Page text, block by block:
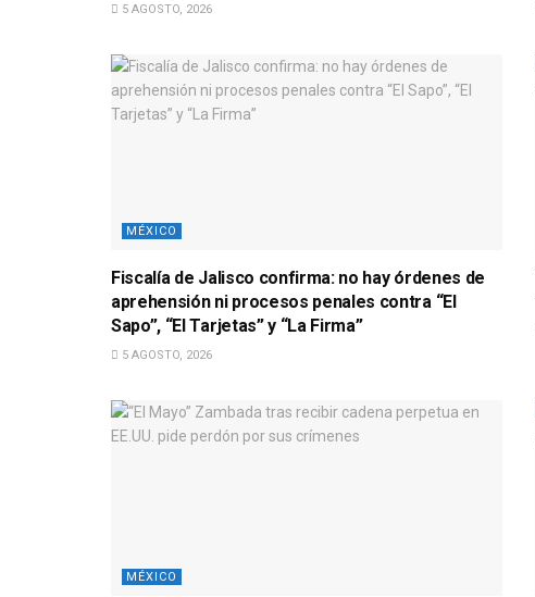
5 AGOSTO, 2026
MÉXICO
Fiscalía de Jalisco confirma: no hay órdenes de
aprehensión ni procesos penales contra “El
Sapo”, “El Tarjetas” y “La Firma”
5 AGOSTO, 2026
MÉXICO